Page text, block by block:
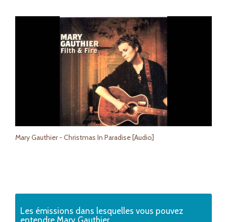
Mary Gauthier - Christmas In Paradise [Audio]
Les émissions dans lesquelles vous pouvez
entendre Mary Gauthier